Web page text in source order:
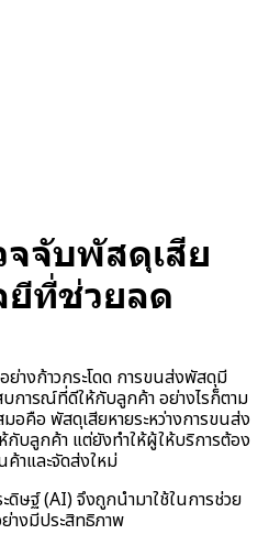
จจับพัสดุเสีย
ยีที่ช่วยลด
างก้าวกระโดด การขนส่งพัสดุมี
การณ์ที่ดีให้กับลูกค้า อย่างไรก็ตาม
คือ พัสดุเสียหายระหว่างการขนส่ง
กับลูกค้า แต่ยังทำให้ผู้ให้บริการต้อง
าและจัดส่งใหม่
ษฐ์ (AI) จึงถูกนำมาใช้ในการช่วย
างมีประสิทธิภาพ